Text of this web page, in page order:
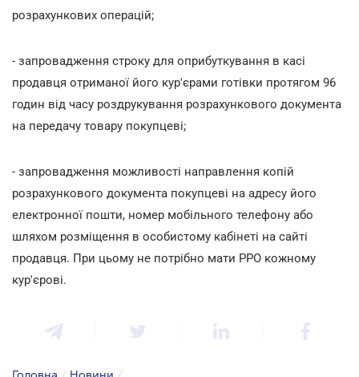
розрахункових операцій;
- запровадження строку для оприбуткування в касі
продавця отриманої його кур'єрами готівки протягом 96
годин від часу роздрукування розрахункового документа
на передачу товару покупцеві;
- запровадження можливості направлення копій
розрахункового документа покупцеві на адресу його
електронної пошти, номер мобільного телефону або
шляхом розміщення в особистому кабінеті на сайті
продавця. При цьому не потрібно мати РРО кожному
кур'єрові.
Головна / Новини /